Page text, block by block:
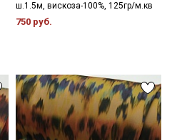
ш.1.5м, вискоза-100%, 125гр/м.кв
750 руб.